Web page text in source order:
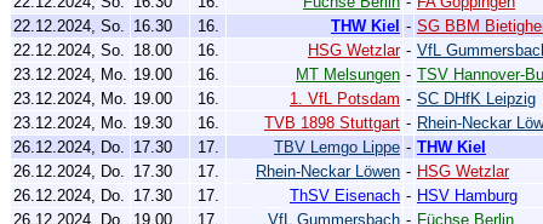
22.12.2024, So. 16.30 16. THW Kiel - SG BBM
22.12.2024, So. 18.00 16. HSG Wetzlar - VfL
23.12.2024, Mo. 19.00 16. MT Melsungen - TSV Hannover-
23.12.2024, Mo. 19.00 16. 1. VfL Potsdam - SC DHfK Leipzig
23.12.2024, Mo. 19.30 16. TVB 1898 Stuttgart - Rhein-Neckar
26.12.2024, Do. 17.30 17. TBV Lemgo Lippe - THW Kiel
26.12.2024, Do. 17.30 17. Rhein-Neckar Löwen - HSG Wetzlar
26.12.2024, Do. 17.30 17. ThSV Eisenach - HSV Hamburg
26.12.2024, Do. 19.00 17. VfL Gummersbach - Füchse Berlin